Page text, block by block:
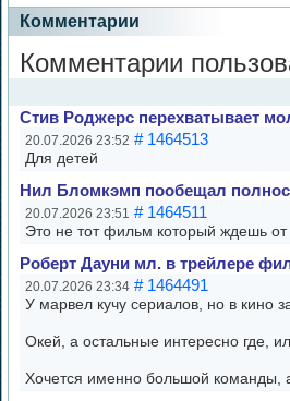
Комментарии
Комментарии
Стив Роджерс перехватывает
20.07.2026 23:52 # 1464513
Для детей
Нил Бломкэмп пообещал
20.07.2026 23:51 # 1464511
Это не тот фильм который ждешь от
Роберт Дауни мл. в трейлере
20.07.2026 23:34 # 1464491
У марвел кучу сериалов, но в кино
Окей, а остальные интересно где,
Хочется именно большой команды,